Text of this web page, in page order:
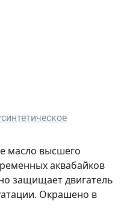
масло высшего
аквабайков
защищает двигатель
Окрашено в